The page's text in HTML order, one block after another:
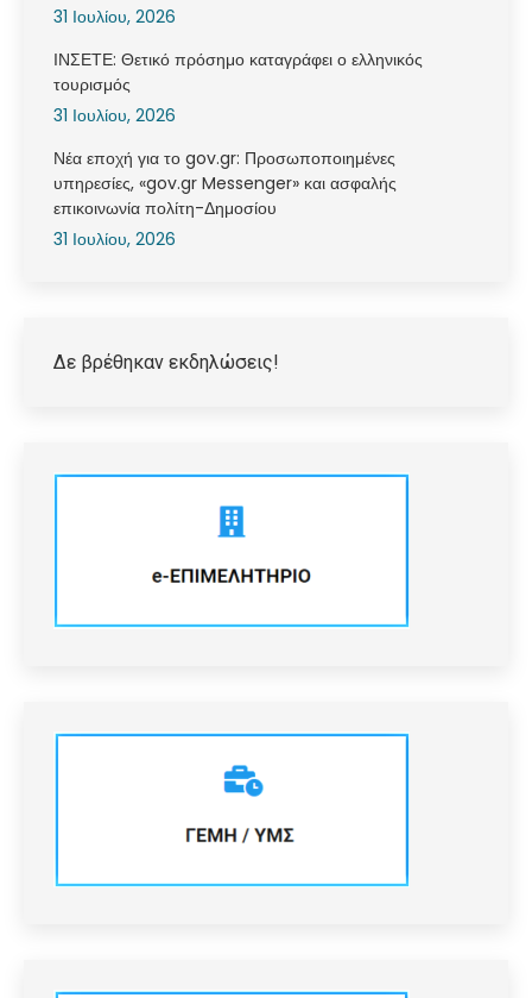
31 Ιουλίου, 2026
ΙΝΣΕΤΕ: Θετικό πρόσημο καταγράφει ο ελληνικός
τουρισμός
31 Ιουλίου, 2026
Νέα εποχή για το gov.gr: Προσωποποιημένες
υπηρεσίες, «gov.gr Messenger» και ασφαλής
επικοινωνία πολίτη-Δημοσίου
31 Ιουλίου, 2026
Δε βρέθηκαν εκδηλώσεις!